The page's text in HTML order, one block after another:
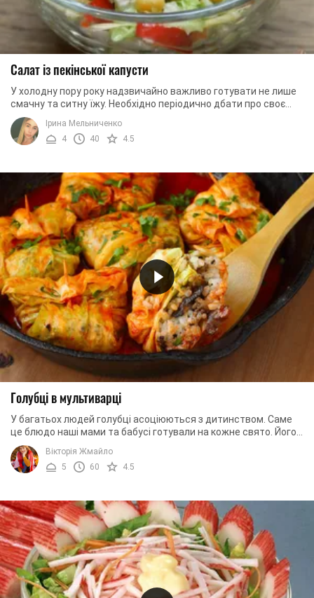
Салат із пекінської капусти
У холодну пору року надзвичайно важливо готувати не лише
смачну та ситну їжу. Необхідно періодично дбати про своє
здоров'я, готуючи корисні ...
Ірина Мельниченко
4
40 4.5
Голубці в мультиварці
У багатьох людей голубці асоціюються з дитинством. Саме
це блюдо наші мами та бабусі готували на кожне свято. Його
плюс в дешевизні інгредієнтів і ...
Вікторія Жмайло
5
60 4.5